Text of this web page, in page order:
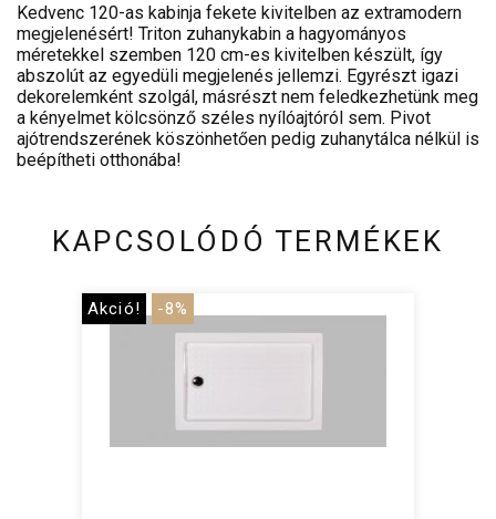
Kedvenc 120-as kabinja fekete kivitelben az extramodern
megjelenésért! Triton zuhanykabin a hagyományos
méretekkel szemben 120 cm-es kivitelben készült, így
abszolút az egyedüli megjelenés jellemzi. Egyrészt igazi
dekorelemként szolgál, másrészt nem feledkezhetünk meg
a kényelmet kölcsönző széles nyílóajtóról sem. Pivot
ajótrendszerének köszönhetően pedig zuhanytálca nélkül is
beépítheti otthonába!
KAPCSOLÓDÓ TERMÉKEK
Akció! -8%